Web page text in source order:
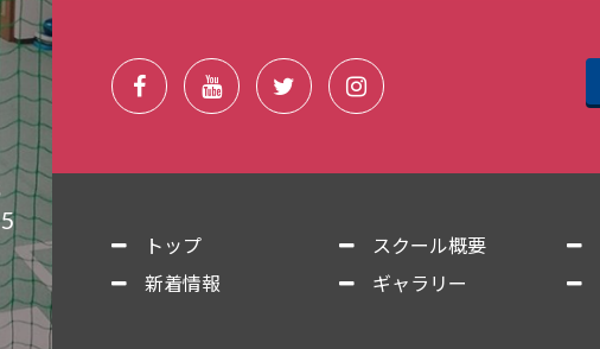
トップ スクール概要
新着情報
ギャラリー